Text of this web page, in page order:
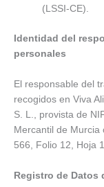
(LSSI-CE).
Identidad del
personales
El responsable del
recogidos en Viva
S. L., provista de
Mercantil de Murcia
566, Folio 12, Hoja
Registro de Datos